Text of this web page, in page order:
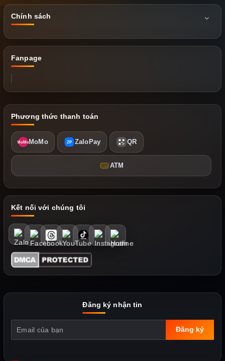
Chính sách
Fanpage
Phương thức thanh toán
MoMo MoMo ZP ZaloPay QR
ATM
Kết nối với chúng tôi
Đăng ký nhận tin
Đăng ký